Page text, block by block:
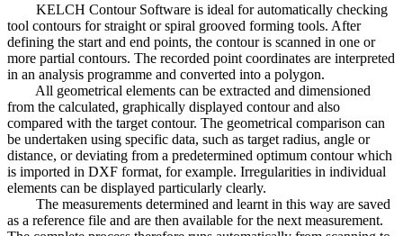
KELCH Contour Software is ideal for automatically checking
tool contours for straight or spiral grooved forming tools. After
defining the start and end points, the contour is scanned in one or
more partial contours. The recorded point coordinates are interpreted
in an analysis programme and converted into a polygon.
All geometrical elements can be extracted and dimensioned
from the calculated, graphically displayed contour and also
compared with the target contour. The geometrical comparison can
be undertaken using specific data, such as target radius, angle or
distance, or deviating from a predetermined optimum contour which
is imported in DXF format, for example. Irregularities in individual
elements can be displayed particularly clearly.
The measurements determined and learnt in this way are saved
as a reference file and are then available for the next measurement.